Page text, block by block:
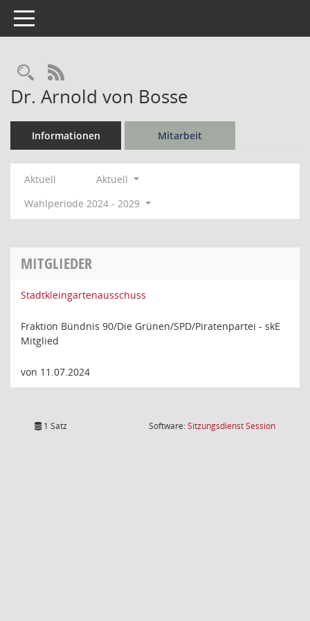
Toggle navigation
Rechercheauswahl
RSS-Feed
Dr. Arnold von Bosse
Informationen Mitarbeit
Aktuell
Aktuell
Wahlperiode 2024 - 2029
MITGLIEDER
Stadtkleingartenausschuss
Fraktion Bündnis 90/Die Grünen/SPD/Piratenpartei - skE
Mitglied
von 11.07.2024
1 Satz Software:SitzungsdienstSession(Wird in